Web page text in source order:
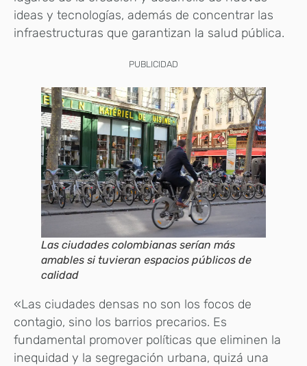
ideas y tecnologías, además de concentrar las
infraestructuras que garantizan la salud pública.
PUBLICIDAD
Las ciudades colombianas serían más
amables si tuvieran espacios públicos de
calidad
«Las ciudades densas no son los focos de
contagio, sino los barrios precarios. Es
fundamental promover políticas que eliminen la
inequidad y la segregación urbana, quizá una